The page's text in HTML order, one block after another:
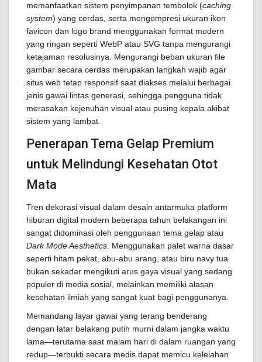
memanfaatkan sistem penyimpanan tembolok (caching
system) yang cerdas, serta mengompresi ukuran ikon
favicon dan logo brand menggunakan format modern
yang ringan seperti WebP atau SVG tanpa mengurangi
ketajaman resolusinya. Mengurangi beban ukuran file
gambar secara cerdas merupakan langkah wajib agar
situs web tetap responsif saat diakses melalui berbagai
jenis gawai lintas generasi, sehingga pengguna tidak
merasakan kejenuhan visual atau pusing kepala akibat
sistem yang lambat.
Penerapan Tema Gelap Premium
untuk Melindungi Kesehatan Otot
Mata
Tren dekorasi visual dalam desain antarmuka platform
hiburan digital modern beberapa tahun belakangan ini
sangat didominasi oleh penggunaan tema gelap atau
Dark Mode Aesthetics . Menggunakan palet warna dasar
seperti hitam pekat, abu-abu arang, atau biru navy tua
bukan sekadar mengikuti arus gaya visual yang sedang
populer di media sosial, melainkan memiliki alasan
kesehatan ilmiah yang sangat kuat bagi penggunanya.
Memandang layar gawai yang terang benderang
dengan latar belakang putih murni dalam jangka waktu
lama—terutama saat malam hari di dalam ruangan yang
redup—terbukti secara medis dapat memicu kelelahan